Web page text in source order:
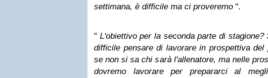
settimana, è difficile ma ci proveremo ".
" L'obiettivo per la seconda parte di stagione?
difficile pensare di lavorare in prospettiva del
se non si sa chi sarà l'allenatore, ma nelle
dovremo lavorare per prepararci al